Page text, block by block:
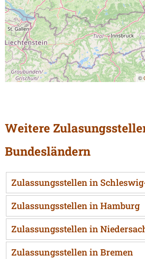
©
Weitere
Bundesländern
Zulassungsstellen in
Zulassungsstellen in Hamburg
Zulassungsstellen in
Zulassungsstellen in Bremen